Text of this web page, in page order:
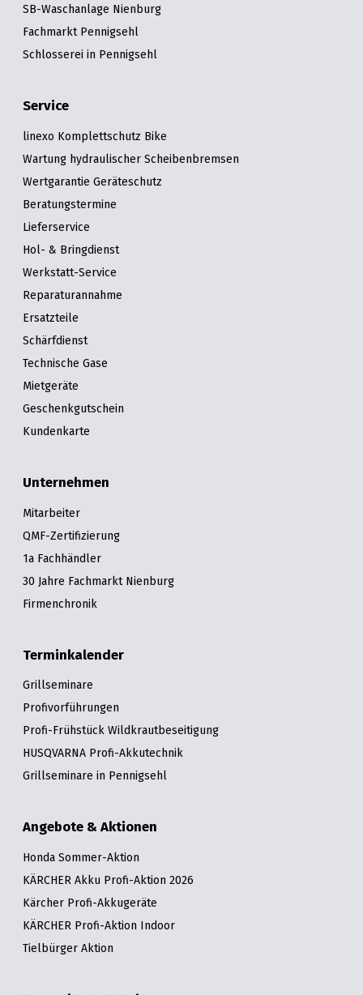
SB-Waschanlage Nienburg
Fachmarkt Pennigsehl
Schlosserei in Pennigsehl
Service
linexo Komplettschutz Bike
Wartung hydraulischer Scheibenbremsen
Wertgarantie Geräteschutz
Beratungstermine
Lieferservice
Hol- & Bringdienst
Werkstatt-Service
Reparaturannahme
Ersatzteile
Schärfdienst
Technische Gase
Mietgeräte
Geschenkgutschein
Kundenkarte
Unternehmen
Mitarbeiter
QMF-Zertifizierung
1a Fachhändler
30 Jahre Fachmarkt Nienburg
Firmenchronik
Terminkalender
Grillseminare
Profivorführungen
Profi-Frühstück Wildkrautbeseitigung
HUSQVARNA Profi-Akkutechnik
Grillseminare in Pennigsehl
Angebote & Aktionen
Honda Sommer-Aktion
KÄRCHER Akku Profi-Aktion 2026
Kärcher Profi-Akkugeräte
KÄRCHER Profi-Aktion Indoor
Tielbürger Aktion